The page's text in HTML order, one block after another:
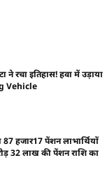
ने रचा इतिहास! हवा में उड़ाया
Vehicle
हजार17 पेंशन लाभार्थियों
32 लाख की पेंशन राशि का